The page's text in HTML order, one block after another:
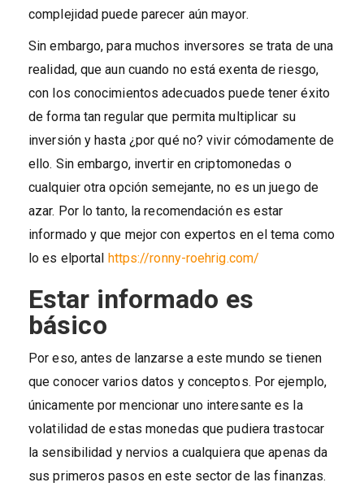
complejidad puede parecer aún mayor.
Sin embargo, para muchos inversores se trata de una
realidad, que aun cuando no está exenta de riesgo,
con los conocimientos adecuados puede tener éxito
de forma tan regular que permita multiplicar su
inversión y hasta ¿por qué no? vivir cómodamente de
ello. Sin embargo, invertir en criptomonedas o
cualquier otra opción semejante, no es un juego de
azar. Por lo tanto, la recomendación es estar
informado y que mejor con expertos en el tema como
lo es elportal https://ronny-roehrig.com/
Estar informado es
básico
Por eso, antes de lanzarse a este mundo se tienen
que conocer varios datos y conceptos. Por ejemplo,
únicamente por mencionar uno interesante es la
volatilidad de estas monedas que pudiera trastocar
la sensibilidad y nervios a cualquiera que apenas da
sus primeros pasos en este sector de las finanzas.